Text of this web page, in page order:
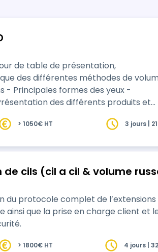
de table de présentation,
des différentes méthodes de
- Principales formes des yeux -
des différents produits et
> 1050€ HT 3 jours |
cils (cil a cil & volume
du protocole complet de l’extensions
ainsi que la prise en charge client et
> 1800€ HT 4 jours |